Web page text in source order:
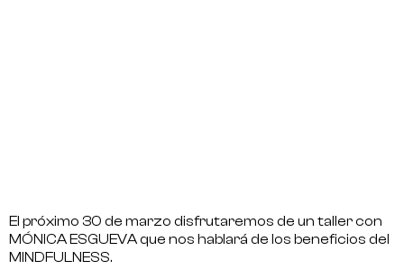
El próximo 30 de marzo disfrutaremos de un taller con
MÓNICA ESGUEVA que nos hablará de los beneficios del
MINDFULNESS.